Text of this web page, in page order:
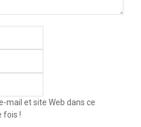
mail et site Web dans ce
fois !